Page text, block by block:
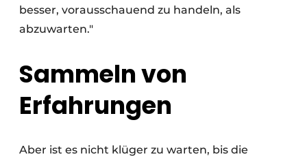
besser, vorausschauend zu handeln, als
abzuwarten."
Sammeln von
Erfahrungen
Aber ist es nicht klüger zu warten, bis die